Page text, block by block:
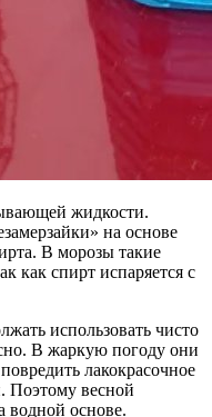
жидкости.
на основе
В морозы такие
как спирт испаряется с
использовать чисто
В жаркую погоду они
лакокрасочное
Поэтому весной
водной основе.